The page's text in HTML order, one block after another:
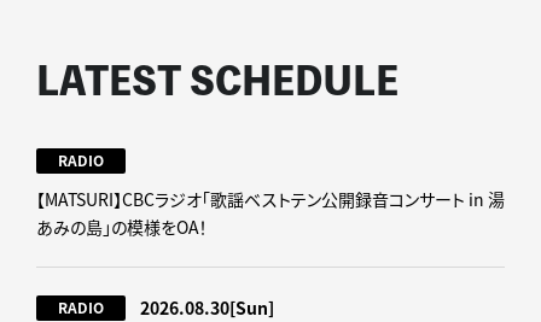
LATEST SCHEDULE
RADIO
【MATSURI】CBCラジオ「歌謡ベストテン公開録音コンサート in 湯
あみの島」の模様をOA！
RADIO 2026.08.30[Sun]